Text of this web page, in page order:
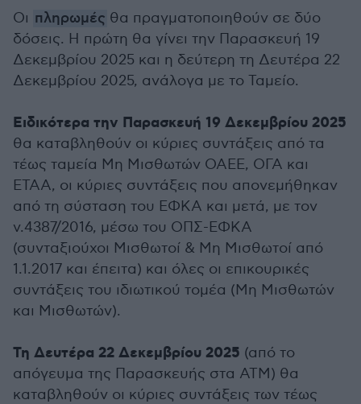
Οι πληρωμές θα πραγματοποιηθούν σε δύο
δόσεις. Η πρώτη θα γίνει την Παρασκευή 19
Δεκεμβρίου 2025 και η δεύτερη τη Δευτέρα 22
Δεκεμβρίου 2025, ανάλογα με το Ταμείο.
Ειδικότερα την Παρασκευή 19 Δεκεμβρίου 2025
θα καταβληθούν οι κύριες συντάξεις από τα
τέως ταμεία Μη Μισθωτών ΟΑΕΕ, ΟΓΑ και
ΕΤΑΑ, οι κύριες συντάξεις που απονεμήθηκαν
από τη σύσταση του ΕΦΚΑ και μετά, με τον
ν.4387/2016, μέσω του ΟΠΣ-ΕΦΚΑ
(συνταξιούχοι Μισθωτοί & Μη Μισθωτοί από
1.1.2017 και έπειτα) και όλες οι επικουρικές
συντάξεις του ιδιωτικού τομέα (Μη Μισθωτών
και Μισθωτών).
Τη Δευτέρα 22 Δεκεμβρίου 2025 (από το
απόγευμα της Παρασκευής στα ΑΤΜ) θα
καταβληθούν οι κύριες συντάξεις των τέως